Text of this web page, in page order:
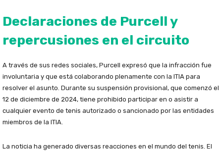
Declaraciones de Purcell y
repercusiones en el circuito
A través de sus redes sociales, Purcell expresó que la infracción fue
involuntaria y que está colaborando plenamente con la ITIA para
resolver el asunto. Durante su suspensión provisional, que comenzó el
12 de diciembre de 2024, tiene prohibido participar en o asistir a
cualquier evento de tenis autorizado o sancionado por las entidades
miembros de la ITIA.
La noticia ha generado diversas reacciones en el mundo del tenis. El